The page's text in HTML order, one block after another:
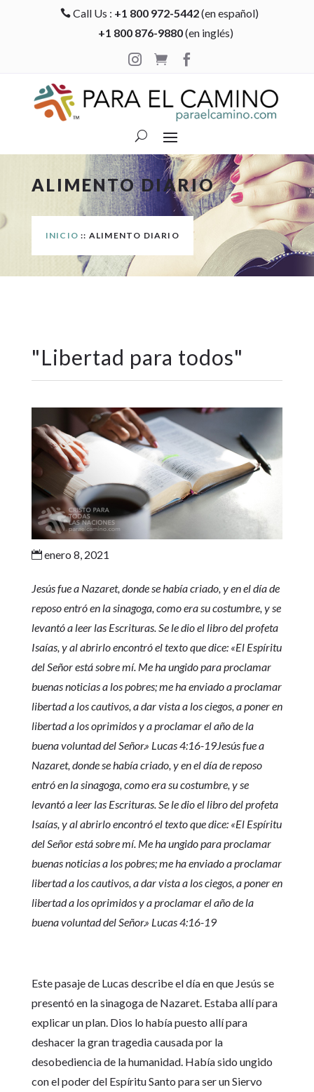
 Call Us : +1 800 972-5442(en español)
+1 800 876-9880(en inglés)

 
ALIMENTO DIARIO
INICIO :: ALIMENTO DIARIO
"Libertad para todos"
enero 8, 2021
Jesús fue a Nazaret, donde se había criado, y en el día de
reposo entró en la sinagoga, como era su costumbre, y se
levantó a leer las Escrituras. Se le dio el libro del profeta
Isaías, y al abrirlo encontró el texto que dice: «El Espíritu
del Señor está sobre mí. Me ha ungido para proclamar
buenas noticias a los pobres; me ha enviado a proclamar
libertad a los cautivos, a dar vista a los ciegos, a poner en
libertad a los oprimidos y a proclamar el año de la
buena voluntad del Señor.» Lucas 4:16-19Jesús fue a
Nazaret, donde se había criado, y en el día de reposo
entró en la sinagoga, como era su costumbre, y se
levantó a leer las Escrituras. Se le dio el libro del profeta
Isaías, y al abrirlo encontró el texto que dice: «El Espíritu
del Señor está sobre mí. Me ha ungido para proclamar
buenas noticias a los pobres; me ha enviado a proclamar
libertad a los cautivos, a dar vista a los ciegos, a poner en
libertad a los oprimidos y a proclamar el año de la
buena voluntad del Señor.» Lucas 4:16-19
Este pasaje de Lucas describe el día en que Jesús se
presentó en la sinagoga de Nazaret. Estaba allí para
explicar un plan. Dios lo había puesto allí para
deshacer la gran tragedia causada por la
desobediencia de la humanidad. Había sido ungido
con el poder del Espíritu Santo para ser un Siervo